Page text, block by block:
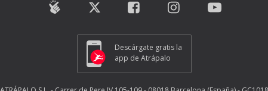
Descárgate gratis la
app de Atrápalo